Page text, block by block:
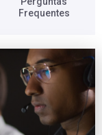
Frequentes​